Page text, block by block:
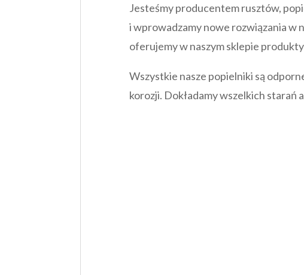
Jesteśmy producentem rusztów,
i wprowadzamy nowe rozwiązania w
oferujemy w naszym sklepie
Wszystkie nasze popielniki są
korozji. Dokładamy wszelkich starań